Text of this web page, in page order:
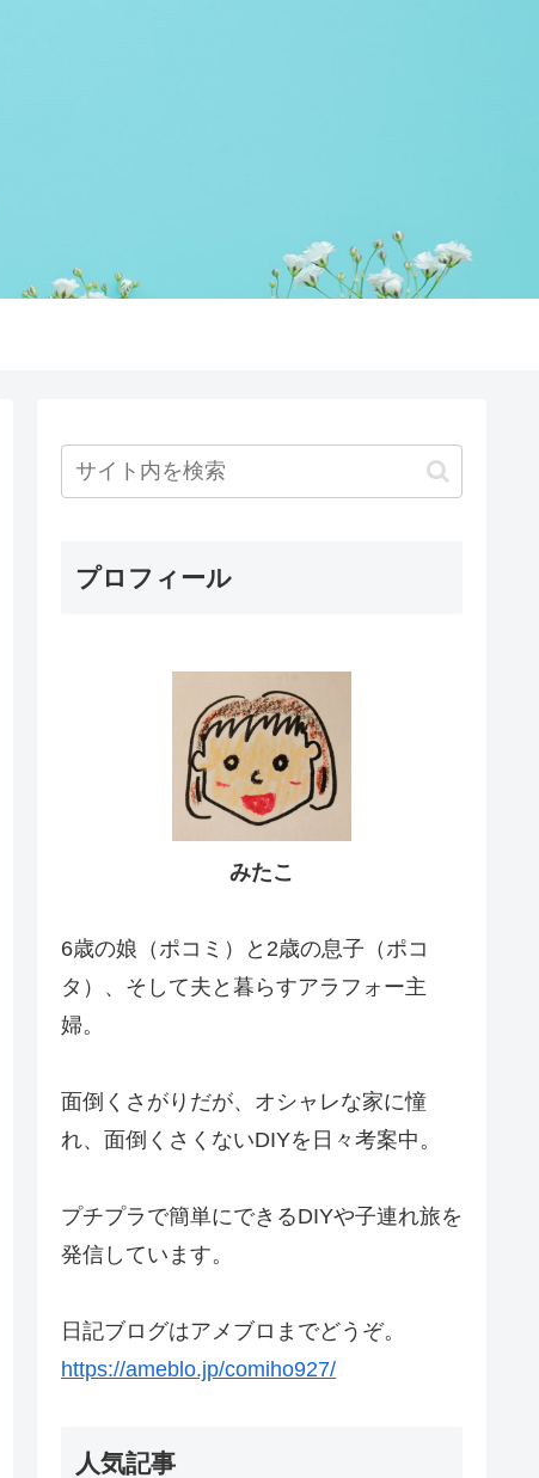
プロフィール
みたこ
6歳の娘（ポコミ）と2歳の息子（ポコ
タ）、そして夫と暮らすアラフォー主
婦。
面倒くさがりだが、オシャレな家に憧
れ、面倒くさくないDIYを日々考案中。
プチプラで簡単にできるDIYや子連れ旅を
発信しています。
日記ブログはアメブロまでどうぞ。
https://ameblo.jp/comiho927/
人気記事